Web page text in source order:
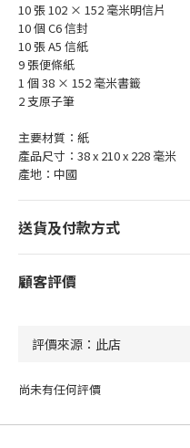
10 張 102 × 152 毫米明信片
10 個 C6 信封
10 張 A5 信紙
9 張便條紙
1 個 38 × 152 毫米書籤
2 支原子筆
主要材質：紙
產品尺寸：38 x 210 x 228 毫米
產地：中國
送貨及付款方式
顧客評價
尚未有任何評價